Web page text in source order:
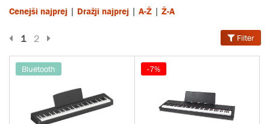
Cenejši najprej | Dražji najprej | A-Ž | Ž-A
Prejšnja stran
1 2 Filter
Bluetooth -7%